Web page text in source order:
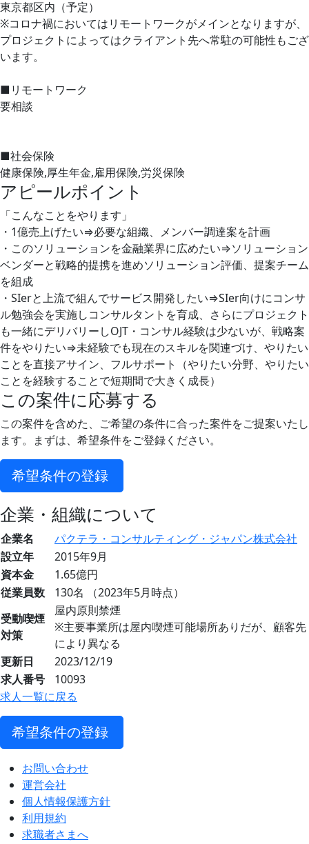
東京都区内（予定）
※コロナ禍においてはリモートワークがメインとなりますが、
プロジェクトによってはクライアント先へ常駐の可能性もござ
います。
■リモートワーク
要相談
■社会保険
健康保険,厚生年金,雇用保険,労災保険
アピールポイント
「こんなことをやります」
・1億売上げたい⇒必要な組織、メンバー調達案を計画
・このソリューションを金融業界に広めたい⇒ソリューション
ベンダーと戦略的提携を進めソリューション評価、提案チーム
を組成
・SIerと上流で組んでサービス開発したい⇒SIer向けにコンサ
ル勉強会を実施しコンサルタントを育成、さらにプロジェクト
も一緒にデリバリーしOJT・コンサル経験は少ないが、戦略案
件をやりたい⇒未経験でも現在のスキルを関連づけ、やりたい
ことを直接アサイン、フルサポート（やりたい分野、やりたい
ことを経験することで短期間で大きく成長）
この案件に応募する
この案件を含めた、ご希望の条件に合った案件をご提案いたし
ます。まずは、希望条件をご登録ください。
希望条件の登録
企業・組織について
企業名
パクテラ・コンサルティング・ジャパン株式会社
設立年
2015年9月
資本金
1.65億円
従業員数
130名 （2023年5月時点）
受動喫煙
対策
屋内原則禁煙
※主要事業所は屋内喫煙可能場所ありだが、顧客先
により異なる
更新日
2023/12/19
求人番号
10093
求人一覧に戻る
希望条件の登録
お問い合わせ
運営会社
個人情報保護方針
利用規約
求職者さまへ